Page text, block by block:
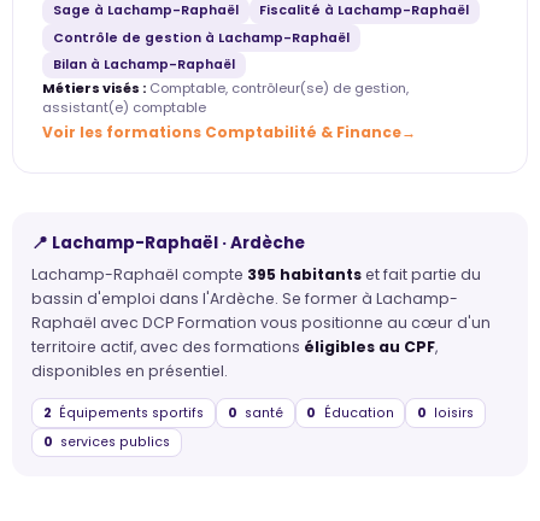
Sage à Lachamp-Raphaël
Fiscalité à Lachamp-Raphaël
Contrôle de gestion à Lachamp-Raphaël
Bilan à Lachamp-Raphaël
Métiers visés : Comptable, contrôleur(se) de gestion,
assistant(e) comptable
Voir les formations Comptabilité & Finance
📍 Lachamp-Raphaël · Ardèche
Lachamp-Raphaël compte 395 habitantset fait partie du
bassin d'emploi dans l'Ardèche. Se former à Lachamp-
Raphaël avec DCP Formation vous positionne au cœur d'un
territoire actif, avec des formations éligibles au CPF,
disponibles en présentiel.
2 Équipements sportifs 0 santé 0 Éducation 0 loisirs
0 services publics